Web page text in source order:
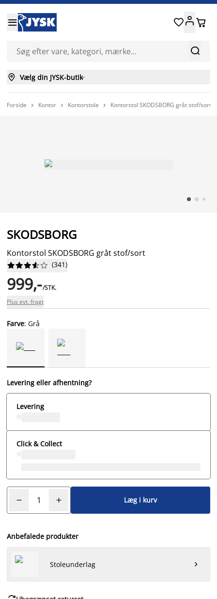


 
 Vælg din JYSK-butik
Forside  Kontor  Kontorstole  Kontorstol SKODSBORG gråt stof/sort
SKODSBORG
Kontorstol SKODSBORG gråt stof/sort





 (341)
999,-/STK.
Plus evt. fragt
Farve: Grå
Levering eller afhentning?
Levering
Click & Collect
Læg i kurv
Anbefalede produkter
Stoleunderlag 